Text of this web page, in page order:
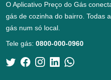
O Aplicativo Preço do Gás
gás de cozinha do bairro. Todas
gás num só local.
Tele gás: 0800-000-0960